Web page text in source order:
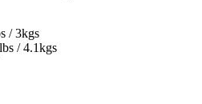
/ 3kgs
/ 4.1kgs